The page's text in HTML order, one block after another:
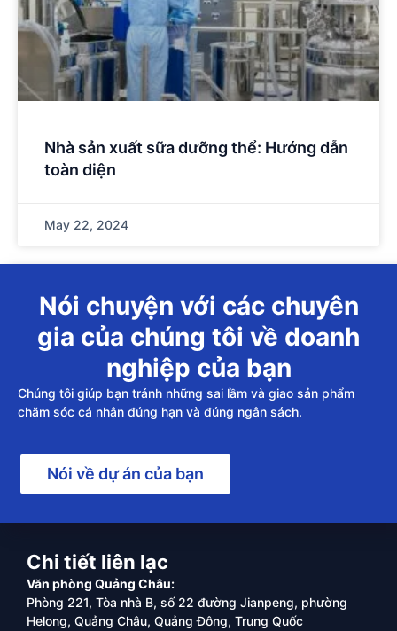
Nhà sản xuất sữa dưỡng thể: Hướng dẫn
toàn diện
May 22, 2024
Nói chuyện với các chuyên
gia của chúng tôi về doanh
nghiệp của bạn
Chúng tôi giúp bạn tránh những sai lầm và giao sản phẩm
chăm sóc cá nhân đúng hạn và đúng ngân sách.
Nói về dự án của bạn
Chi tiết liên lạc
Văn phòng Quảng Châu:
Phòng 221, Tòa nhà B, số 22 đường Jianpeng, phường
Helong, Quảng Châu, Quảng Đông, Trung Quốc